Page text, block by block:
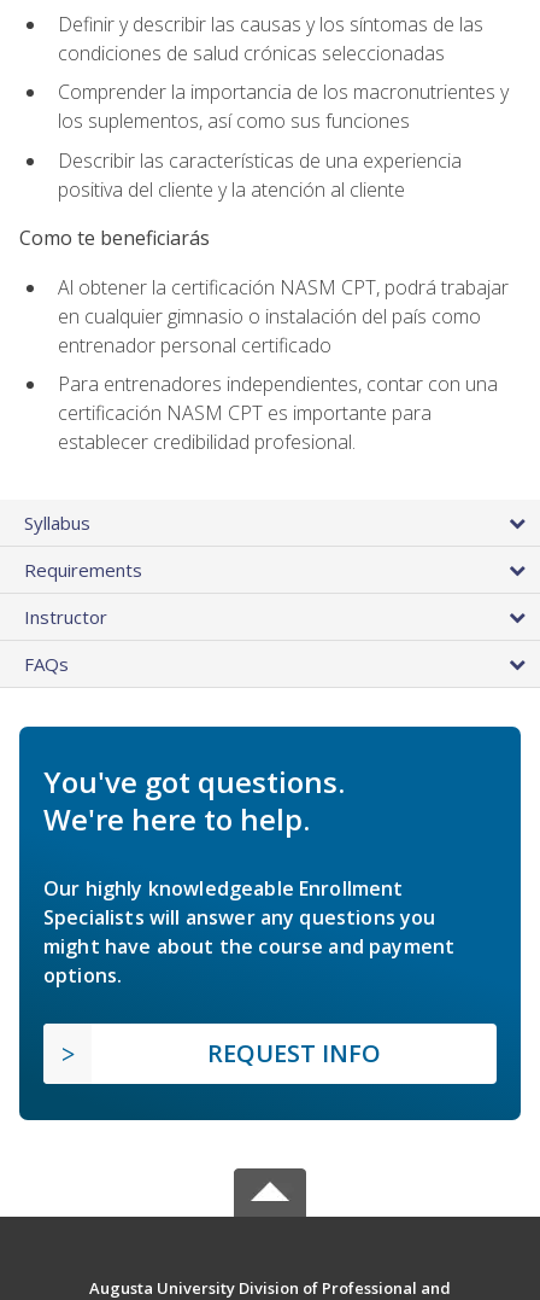
Definir y describir las causas y los síntomas de las
condiciones de salud crónicas seleccionadas
Comprender la importancia de los macronutrientes y
los suplementos, así como sus funciones
Describir las características de una experiencia
positiva del cliente y la atención al cliente
Como te beneficiarás
Al obtener la certificación NASM CPT, podrá trabajar
en cualquier gimnasio o instalación del país como
entrenador personal certificado
Para entrenadores independientes, contar con una
certificación NASM CPT es importante para
establecer credibilidad profesional.
Syllabus
Requirements
Instructor
FAQs
You've got questions.
We're here to help.
Our highly knowledgeable Enrollment
Specialists will answer any questions you
might have about the course and payment
options.
REQUEST INFO
Augusta University Division of Professional and